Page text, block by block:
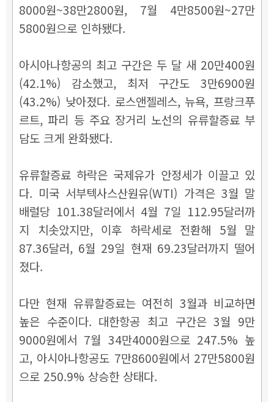
8000원~38만2800원, 7월 4만8500원~27만
5800원으로 인하됐다.
아시아나항공의 최고 구간은 두 달 새 20만400원
(42.1%) 감소했고, 최저 구간도 3만6900원
(43.2%) 낮아졌다. 로스앤젤레스, 뉴욕, 프랑크푸
르트, 파리 등 주요 장거리 노선의 유류할증료 부
담도 크게 완화됐다.
유류할증료 하락은 국제유가 안정세가 이끌고 있
다. 미국 서부텍사스산원유(WTI) 가격은 3월 말
배럴당 101.38달러에서 4월 7일 112.95달러까
지 치솟았지만, 이후 하락세로 전환해 5월 말
87.36달러, 6월 29일 현재 69.23달러까지 떨어
졌다.
다만 현재 유류할증료는 여전히 3월과 비교하면
높은 수준이다. 대한항공 최고 구간은 3월 9만
9000원에서 7월 34만4000원으로 247.5% 높
고, 아시아나항공도 7만8600원에서 27만5800원
으로 250.9% 상승한 상태다.